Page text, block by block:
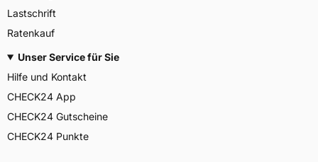
Lastschrift
Ratenkauf
Unser Service für Sie
Hilfe und Kontakt
CHECK24 App
CHECK24 Gutscheine
CHECK24 Punkte